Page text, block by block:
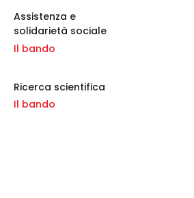
Assistenza e
solidarietà sociale
Il bando
Ricerca scientifica
Il bando